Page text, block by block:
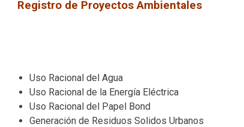
Registro de Proyectos Ambientales
Uso Racional del Agua
Uso Racional de la Energía Eléctrica
Uso Racional del Papel Bond
Generación de Residuos Solidos Urbanos